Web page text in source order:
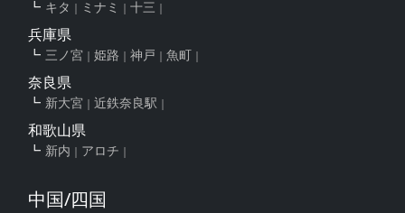
キタ ミナミ 十三
兵庫県
三ノ宮 姫路 神戸 魚町
奈良県
新大宮 近鉄奈良駅
和歌山県
新内 アロチ
中国/四国